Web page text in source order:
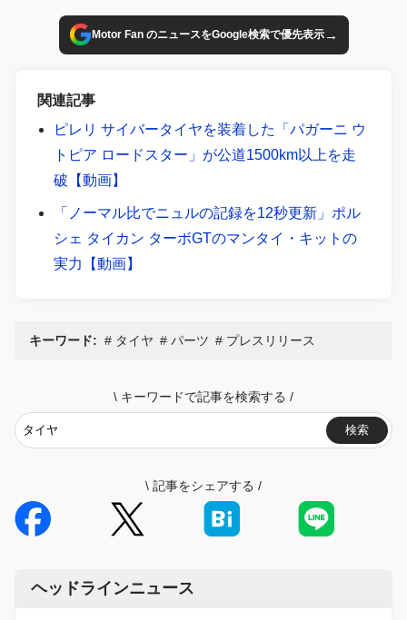
Motor Fan のニュースをGoogle検索で優先表示→
関連記事
ピレリ サイバータイヤを装着した「パガーニ ウ
トピア ロードスター」が公道1500km以上を走
破【動画】
「ノーマル比でニュルの記録を12秒更新」ポル
シェ タイカン ターボGTのマンタイ・キットの
実力【動画】
キーワード: タイヤ パーツ プレスリリース
\ キーワードで記事を検索する /
検索
\ 記事をシェアする /
ヘッドラインニュース